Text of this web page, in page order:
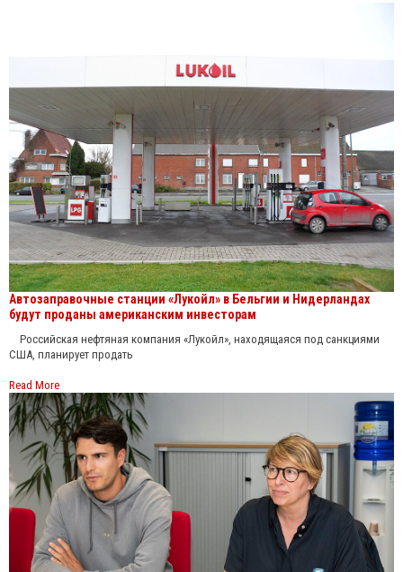
Автозаправочные станции «Лукойл» в Бельгии и Нидерландах
будут проданы американским инвесторам
Российская нефтяная компания «Лукойл», находящаяся под санкциями
США, планирует продать
Read More